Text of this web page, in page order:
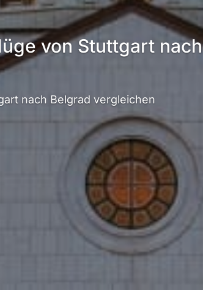
von Stuttgart nach
nach Belgrad vergleichen